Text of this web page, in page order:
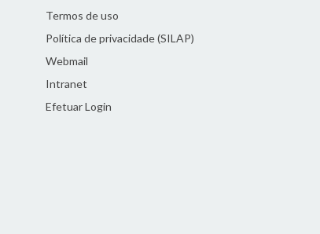
Termos de uso
Política de privacidade (SILAP)
Webmail
Intranet
Efetuar Login